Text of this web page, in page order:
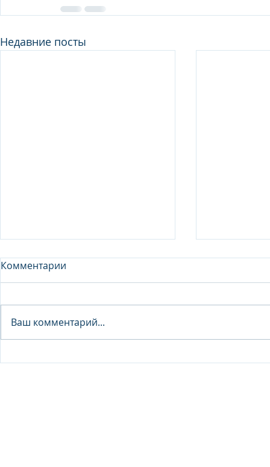
Недавние посты
Комментарии
Ваш комментарий...